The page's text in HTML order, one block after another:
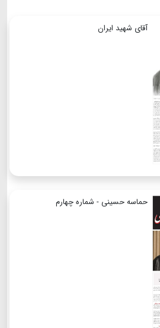
آقای شهید ایران
حماسه حسینی - شماره چهارم